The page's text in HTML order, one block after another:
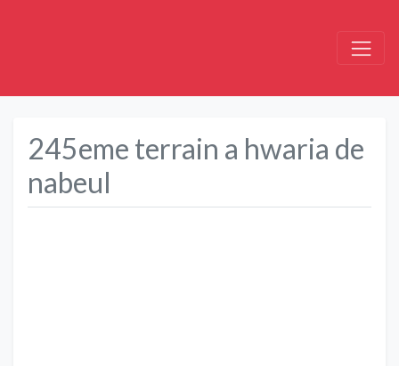
245eme terrain a hwaria de
nabeul